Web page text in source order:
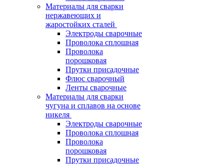
Материалы для сварки
нержавеющих и
жаростойких сталей
Электроды сварочные
Проволока сплошная
Проволока
порошковая
Прутки присадочные
Флюс сварочный
Ленты сварочные
Материалы для сварки
чугуна и сплавов на основе
никеля
Электроды сварочные
Проволока сплошная
Проволока
порошковая
Прутки присадочные